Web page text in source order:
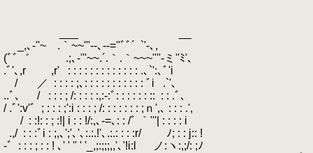
_,､-''~
.｀~~'''‐-､‐-=''ﾞﾞ´
`'‐､,
(ﾞﾞ゛
.;､-'''~~.´.｀.｀~~~''''‐ミ''ﾐ'､
.ﾞ'､,r
,r'
: : : : : : : : : : : : : .､`':､ﾞ'i
/
／ : : : : ;､: : : : : : : : : : : ﾞi
.`'､
..ﾞ､
/ : : : ; /: : : : :,:‐:ﾞ: : : : : : :: : : .ﾞ､
/ .ﾞ':v'ﾞ
; : : : ;':i : : : ; /: : : : : : : ;ｎ',､ : : : .',
/. : :!: : ; :!| i : : !/:,､‐=､: : /ﾞ ｀'''| : : : : i
.,/. : : :ﾞi : ;,､';'､'､:.:.!'､.:.: : : :r/ ﾉ; : : j:: !
‐ﾞ
: : : ; : : ! ､' ' '' ' '_,;:;;;,,'､'!i:l ノ:ヽ:,;/: ;ﾉ